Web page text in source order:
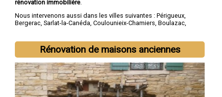
rénovation immobilière
Nous intervenons aussi dans les villes suivantes : Périgueux,
Bergerac, Sarlat-la-Canéda, Coulounieix-Chamiers, Boulazac,
Rénovation de maisons anciennes